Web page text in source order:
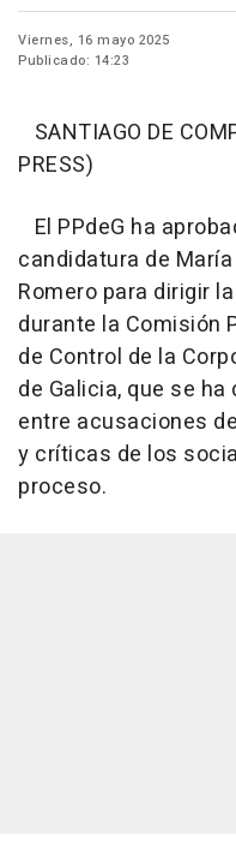
Viernes, 16 mayo 2025
Publicado: 14:23
SANTIAGO DE
PRESS)
El PPdeG ha
candidatura de
Romero para dirigir
durante la Comisión
de Control de la
de Galicia, que se
entre acusaciones
y críticas de los
proceso.